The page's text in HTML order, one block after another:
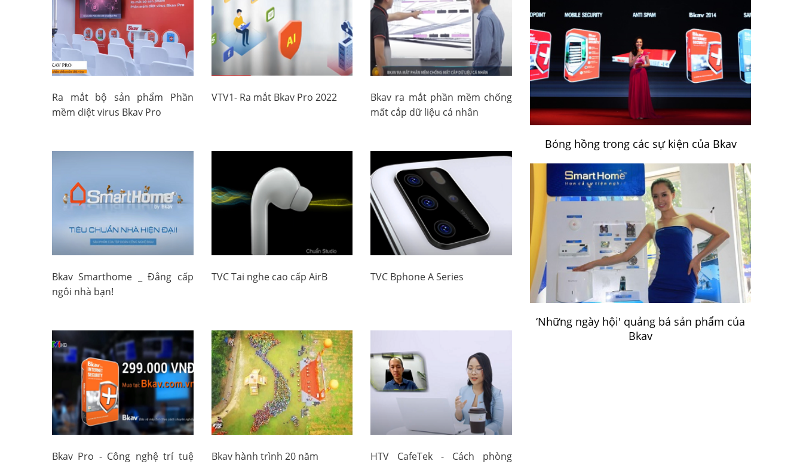
Ra mắt bộ sản phẩm Phần
mềm diệt virus Bkav Pro
VTV1- Ra mắt Bkav Pro 2022
Bkav ra mắt phần mềm chống
mất cắp dữ liệu cá nhân
Bkav Smarthome _ Đẳng cấp
ngôi nhà bạn!
TVC Tai nghe cao cấp AirB TVC Bphone A Series
Bkav Pro - Công nghệ trí tuệ
Bkav hành trình 20 năm
HTV CafeTek - Cách phòng
Bóng hồng trong các sự kiện của Bkav
‘Những ngày hội' quảng bá sản phẩm của
Bkav